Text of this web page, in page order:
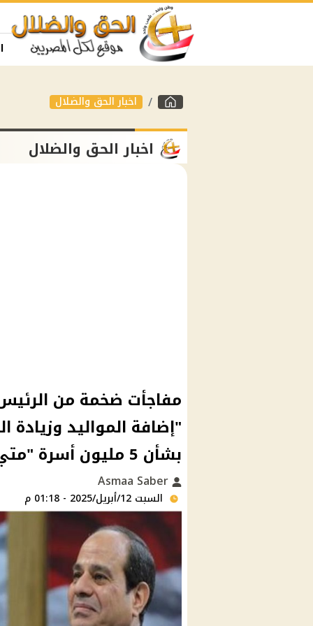
اخبار الحق والضلال
اخبار الحق والضلال
مفاجأت ضخمة من
"إضافة المواليد وزيادة
بشأن 5 مليون أسرة "متي تطبق حزمة الحماية الاجتماعية
السبت 12/أبريل/2025 - 01:18 م